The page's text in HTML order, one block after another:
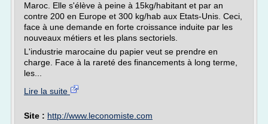
Maroc. Elle s'élève à peine à 15kg/habitant et par an
contre 200 en Europe et 300 kg/hab aux Etats-Unis. Ceci,
face à une demande en forte croissance induite par les
nouveaux métiers et les plans sectoriels.
L'industrie marocaine du papier veut se prendre en
charge. Face à la rareté des financements à long terme,
les...
Lire la suite
Site : http://www.leconomiste.com